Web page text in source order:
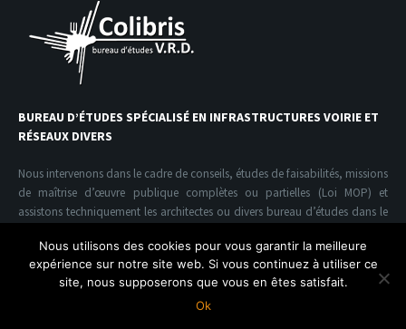
BUREAU D’ÉTUDES SPÉCIALISÉ EN INFRASTRUCTURES VOIRIE ET
RÉSEAUX DIVERS
Nous intervenons dans le cadre de conseils, études de faisabilités, missions
de maîtrise d’œuvre publique complètes ou partielles (Loi MOP) et
assistons techniquement les architectes ou divers bureau d’études dans le
Nous utilisons des cookies pour vous garantir la meilleure
expérience sur notre site web. Si vous continuez à utiliser ce
site, nous supposerons que vous en êtes satisfait.
Ok